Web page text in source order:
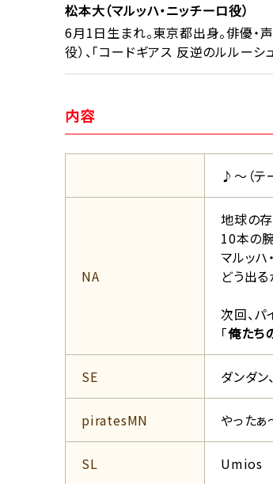
松本大（マルッハ・ニッチーロ役）
6月1日生まれ。東京都出身。俳優・声
役）、「コードギアス 反逆のルルーシ
内容
♪～（テ
NA
地球の
10本の
マルッハ
どう出る
次回、パ
「俺たち
SE ダンダン
piratesMN やったぁ
SL Umios